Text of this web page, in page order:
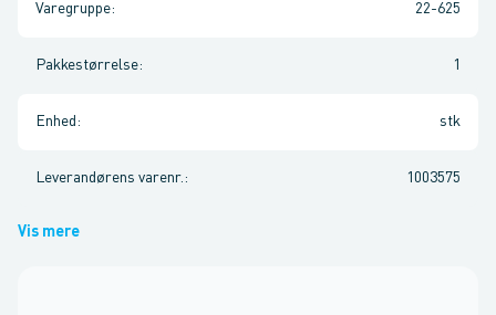
Varegruppe: 22-625
Pakkestørrelse: 1
Enhed : stk
Leverandørens varenr. : 1003575
Vis mere